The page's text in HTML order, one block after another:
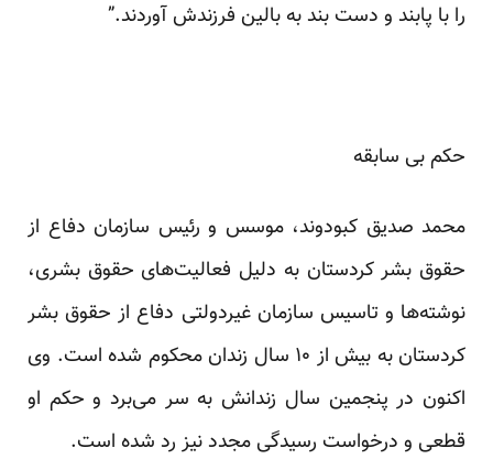
را با پابند و دست بند به بالین فرزندش آوردند.”
حکم بی سابقه
محمد صدیق کبودوند، موسس و رئیس سازمان دفاع از
حقوق بشر کردستان به دلیل فعالیت‌های حقوق بشری،
نوشته‌ها و تاسیس سازمان غیردولتی دفاع از حقوق بشر
کردستان به بیش از ۱۰ سال زندان محکوم شده است. وی
اکنون در پنجمین سال زندانش به سر می‌برد و حکم او
قطعی و درخواست رسیدگی مجدد نیز رد شده است.